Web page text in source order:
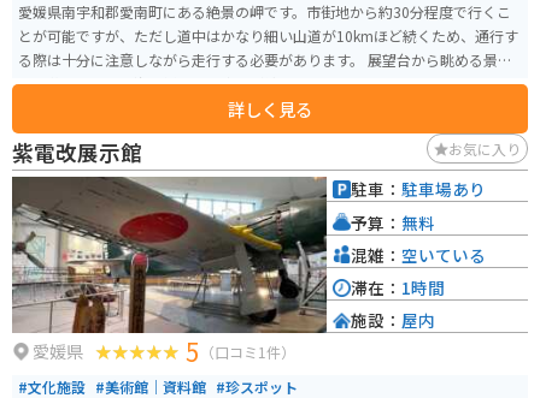
愛媛県南宇和郡愛南町にある絶景の岬です。市街地から約30分程度で行くこ
とが可能ですが、ただし道中はかなり細い山道が10kmほど続くため、通行す
る際は十分に注意しながら走行する必要があります。 展望台から眺める景色
は、黄緑の草原と海の鮮やかな青さが綺麗なコントラストになっていてとて
も綺麗です。西側に向かって突き出しているので、夕景も絶景です。
詳しく見る
紫電改展示館 お気に入り
愛媛県 5 （口コミ1件）
#文化施設 #美術館｜資料館 #珍スポット
駐車： 駐車場あり
予算： 無料
混雑： 空いている
滞在： 1時間
施設： 屋内